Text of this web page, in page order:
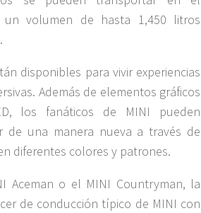
volumen de hasta 1,450 litros
disponibles para vivir experiencias
Además de elementos gráficos
los fanáticos de MINI pueden
de una manera nueva a través de
diferentes colores y patrones.
Aceman o el MINI Countryman, la
de conducción típico de MINI con